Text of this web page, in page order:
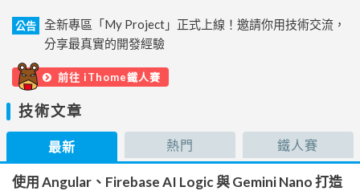
公告
全新專區「My Project」正式上線！邀請你用技術交流，
分享最真實的開發經驗
前往 iThome鐵人賽
技術文章
最新 熱門 鐵人賽
使用 Angular、Firebase AI Logic 與 Gemini Nano 打造